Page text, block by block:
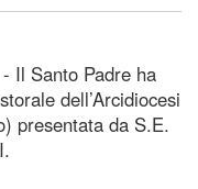
Il Santo Padre ha
dell’Arcidiocesi
presentata da S.E.